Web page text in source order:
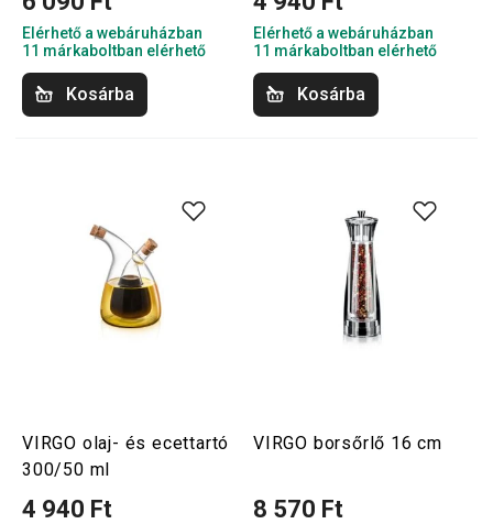
Elérhető a webáruházban
11 márkaboltban elérhető
Kosárba
Elérhető a webáruházban
11 márkaboltban elérhető
Kosárba
VIRGO olaj- és ecettartó
300/50 ml
4 940 Ft
VIRGO borsőrlő 16 cm
8 570 Ft